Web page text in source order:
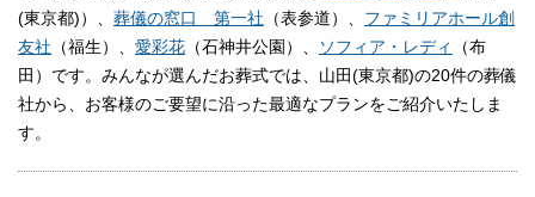
(東京都)）、 葬儀の窓口 第一社 （表参道）、 ファミリアホール創
友社 （福生）、 愛彩花 （石神井公園）、 ソフィア・レディ
（布
田）です。みんなが選んだお葬式では、山田(東京都)の20件の葬儀
社から、お客様のご要望に沿った最適なプランをご紹介いたしま
す。